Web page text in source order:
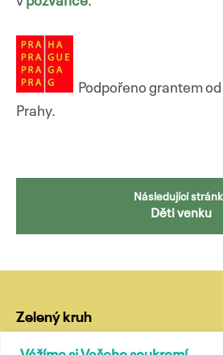
Podpořeno grantem
Prahy.
NavigaceNásledující
Děti venku
Zelený kruh